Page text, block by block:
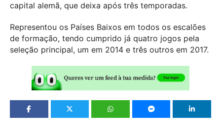
capital alemã, que deixa após três temporadas.
Representou os Países Baixos em todos os escalões
de formação, tendo cumprido já quatro jogos pela
seleção principal, um em 2014 e três outros em 2017.